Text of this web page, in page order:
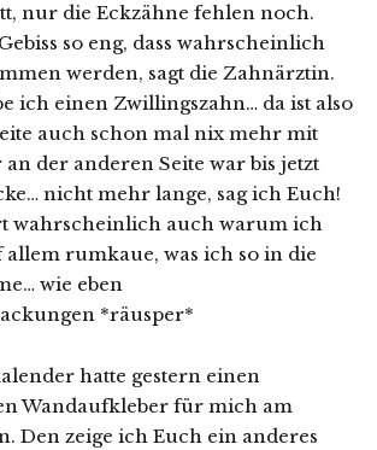
nur die Eckzähne fehlen noch.
so eng, dass wahrscheinlich
werden, sagt die Zahnärztin.
ich einen Zwillingszahn… da ist also
auch schon mal nix mehr mit
an der anderen Seite war bis jetzt
nicht mehr lange, sag ich Euch!
wahrscheinlich auch warum ich
rumkaue, was ich so in die
wie eben
*räusper*
hatte gestern einen
Wandaufkleber für mich am
Den zeige ich Euch ein anderes